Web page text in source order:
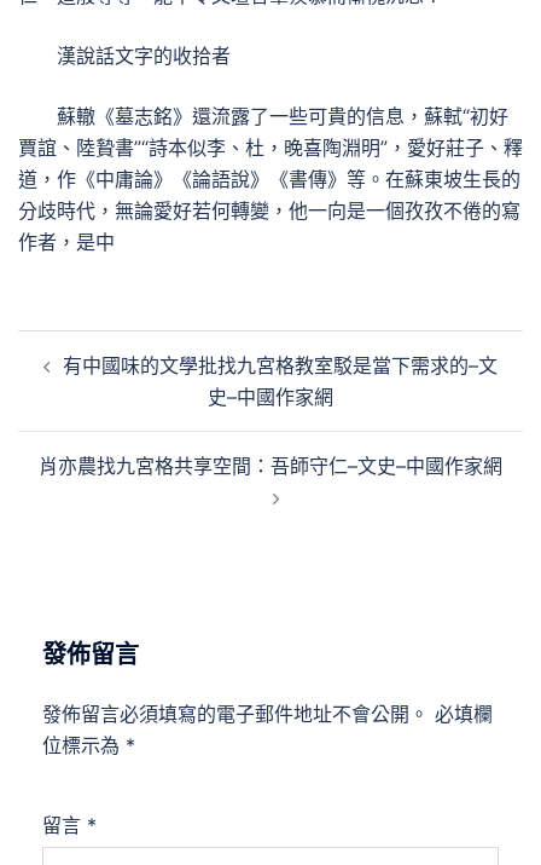
漢說話文字的收拾者
蘇轍《墓志銘》還流露了一些可貴的信息，蘇軾“初好
賈誼、陸贄書”“詩本似李、杜，晚喜陶淵明”，愛好莊子、釋
道，作《中庸論》《論語說》《書傳》等。在蘇東坡生長的
分歧時代，無論愛好若何轉變，他一向是一個孜孜不倦的寫
作者，是中
章
有中國味的文學批找九宮格教室駁是當下需求的–文
史–中國作家網
肖亦農找九宮格共享空間：吾師守仁–文史–中國作家網
發佈留言
發佈留言必須填寫的電子郵件地址不會公開。 必填欄
位標示為 *
留言 *